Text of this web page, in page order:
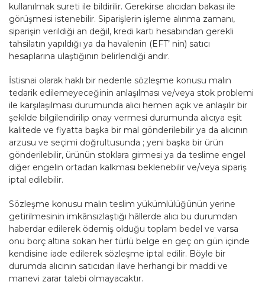
kullanılmak sureti ile bildirilir. Gerekirse alıcıdan bakası ile
görüşmesi istenebilir. Siparişlerin işleme alınma zamanı,
siparişin verildiği an değil, kredi kartı hesabından gerekli
tahsilatın yapıldığı ya da havalenin (EFT’ nin) satıcı
hesaplarına ulaştığının belirlendiği andır.
İstisnai olarak haklı bir nedenle sözleşme konusu malın
tedarik edilemeyeceğinin anlaşılması ve/veya stok problemi
ile karşılaşılması durumunda alıcı hemen açık ve anlaşılır bir
şekilde bilgilendirilip onay vermesi durumunda alıcıya eşit
kalitede ve fiyatta başka bir mal gönderilebilir ya da alıcının
arzusu ve seçimi doğrultusunda ; yeni başka bir ürün
gönderilebilir, ürünün stoklara girmesi ya da teslime engel
diğer engelin ortadan kalkması beklenebilir ve/veya sipariş
iptal edilebilir.
Sözleşme konusu malın teslim yükümlülüğünün yerine
getirilmesinin imkânsızlaştığı hâllerde alıcı bu durumdan
haberdar edilerek ödemiş olduğu toplam bedel ve varsa
onu borç altına sokan her türlü belge en geç on gün içinde
kendisine iade edilerek sözleşme iptal edilir. Böyle bir
durumda alıcının satıcıdan ilave herhangi bir maddi ve
manevi zarar talebi olmayacaktır.